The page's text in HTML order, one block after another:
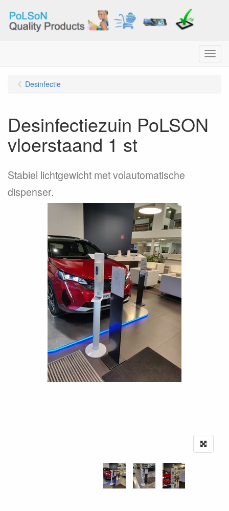
Menu
Desinfectie
Desinfectiezuin PoLSON
vloerstaand 1 st
Stabiel lichtgewicht met volautomatische
dispenser.